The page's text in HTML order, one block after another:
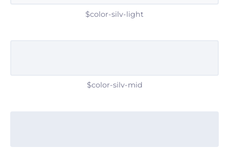
$color-silv-light
$color-silv-mid